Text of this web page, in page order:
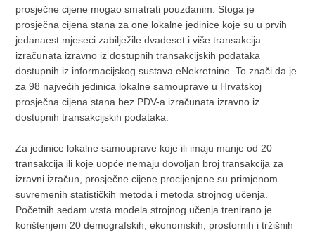
prosječne cijene mogao smatrati pouzdanim. Stoga je
prosječna cijena stana za one lokalne jedinice koje su u prvih
jedanaest mjeseci zabilježile dvadeset i više transakcija
izračunata izravno iz dostupnih transakcijskih podataka
dostupnih iz informacijskog sustava eNekretnine. To znači da je
za 98 najvećih jedinica lokalne samouprave u Hrvatskoj
prosječna cijena stana bez PDV-a izračunata izravno iz
dostupnih transakcijskih podataka.
Za jedinice lokalne samouprave koje ili imaju manje od 20
transakcija ili koje uopće nemaju dovoljan broj transakcija za
izravni izračun, prosječne cijene procijenjene su primjenom
suvremenih statističkih metoda i metoda strojnog učenja.
Početnih sedam vrsta modela strojnog učenja trenirano je
korištenjem 20 demografskih, ekonomskih, prostornih i tržišnih